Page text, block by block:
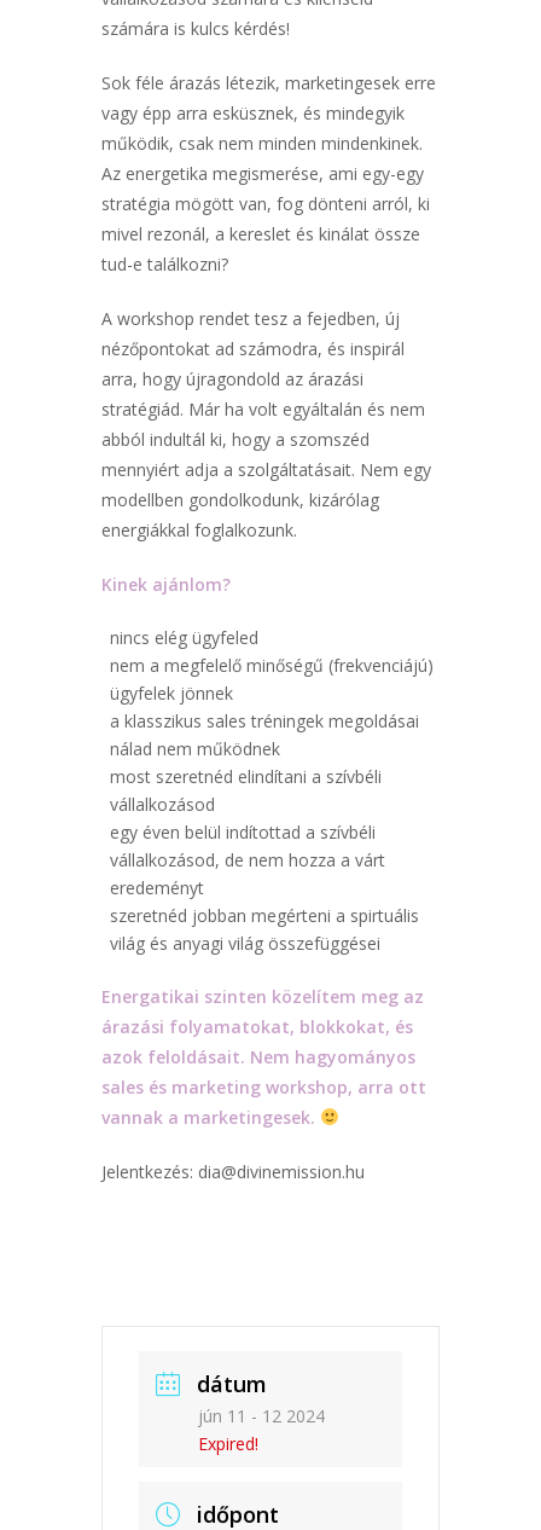
számára is kulcs kérdés!
Sok féle árazás létezik, marketingesek erre
vagy épp arra esküsznek, és mindegyik
működik, csak nem minden mindenkinek.
Az energetika megismerése, ami egy-egy
stratégia mögött van, fog dönteni arról, ki
mivel rezonál, a kereslet és kinálat össze
tud-e találkozni?
A workshop rendet tesz a fejedben, új
nézőpontokat ad számodra, és inspirál
arra, hogy újragondold az árazási
stratégiád. Már ha volt egyáltalán és nem
abból indultál ki, hogy a szomszéd
mennyiért adja a szolgáltatásait. Nem egy
modellben gondolkodunk, kizárólag
energiákkal foglalkozunk.
Kinek ajánlom?
nincs elég ügyfeled
nem a megfelelő minőségű (frekvenciájú)
ügyfelek jönnek
a klasszikus sales tréningek megoldásai
nálad nem működnek
most szeretnéd elindítani a szívbéli
vállalkozásod
egy éven belül indítottad a szívbéli
vállalkozásod, de nem hozza a várt
eredeményt
szeretnéd jobban megérteni a spirtuális
világ és anyagi világ összefüggései
Energatikai szinten közelítem meg az
árazási folyamatokat, blokkokat, és
azok feloldásait. Nem hagyományos
sales és marketing workshop, arra ott
vannak a marketingesek.
Jelentkezés: dia@divinemission.hu
dátum
jún 11 - 12 2024
Expired!
időpont